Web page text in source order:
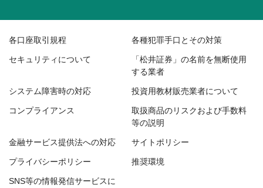
各口座取引規程 各種犯罪手口とその対策
セキュリティについて
「松井証券」の名前を無断使用
する業者
システム障害時の対応 投資用教材販売業者について
コンプライアンス
取扱商品のリスクおよび手数料
等の説明
金融サービス提供法への対応 サイトポリシー
プライバシーポリシー 推奨環境
SNS等の情報発信サービスに